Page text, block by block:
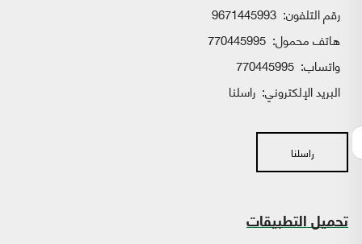
رقم التلفون: 9671445993
هاتف محمول: 770445995
واتساب:
البريد الإلكتروني: راسلنا
راسلنا
تحميل التطبيقات